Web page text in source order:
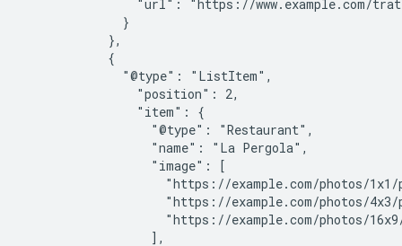
"url": "https://www.example.com/
              }
            },
            {
              "@type": "ListItem",
                "position": 2,
                "item": {
                  "@type": "Restaurant",
                  "name": "La Pergola",
                  "image": [
"https://example.com/photos/
"https://example.com/photos/
"https://example.com/photos/
                  ],